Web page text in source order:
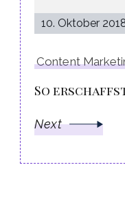
10. Oktober
Content
So
Next